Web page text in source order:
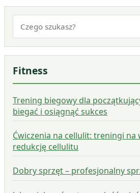
Fitness
Trening biegowy dla
biegać i osiągnąć sukces
Ćwiczenia na cellulit: treningi na
redukcję cellulitu
Dobry sprzęt – profesjonalny